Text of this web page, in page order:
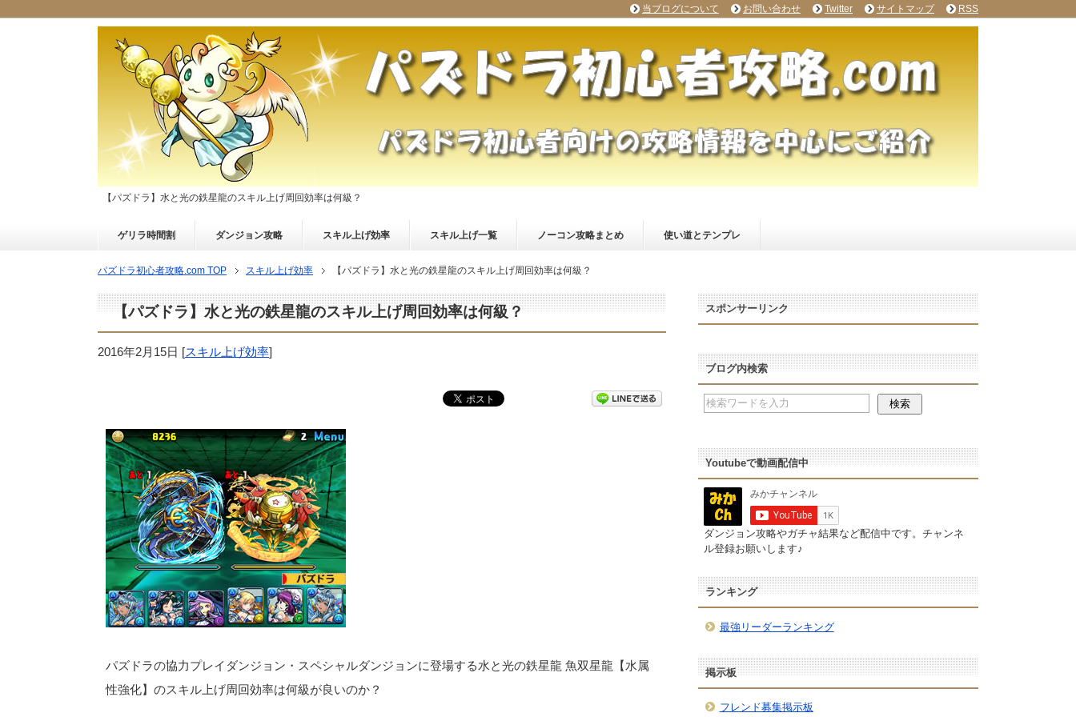
【パズドラ】水と光の鉄星龍のスキル上げ周回効率は何級？
ゲリラ時間割 ダンジョン攻略 スキル上げ効率 スキル上げ一覧 ノーコン攻略まとめ 使い道とテンプレ
パズドラ初心者攻略.com TOP スキル上げ効率 【パズドラ】水と光の鉄星龍のスキル上げ周回効率は何級？
【パズドラ】水と光の鉄星龍のスキル上げ周回効率は何級？
2016年2月15日 [スキル上げ効率]
パズドラの協力プレイダンジョン・スペシャルダンジョンに登場する水と光の鉄星龍 魚双星龍【水属
性強化】のスキル上げ周回効率は何級が良いのか？
スポンサーリンク
ブログ内検索
Youtubeで動画配信中
ダンジョン攻略やガチャ結果など配信中です。チャンネ
ル登録お願いします♪
ランキング
最強リーダーランキング
掲示板
フレンド募集掲示板
当ブログについて お問い合わせ Twitter サイトマップ RSS